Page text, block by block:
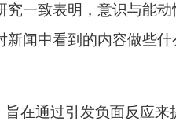
一致表明，意识与能动
闻中看到的内容做些什
在通过引发负面反应来